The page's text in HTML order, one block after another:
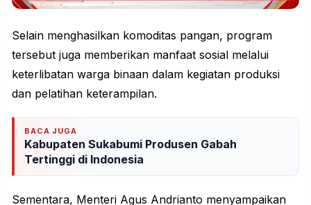
Selain menghasilkan komoditas pangan, program
tersebut juga memberikan manfaat sosial melalui
keterlibatan warga binaan dalam kegiatan produksi
dan pelatihan keterampilan.
BACA JUGA
Kabupaten Sukabumi Produsen Gabah
Tertinggi di Indonesia
Sementara, Menteri Agus Andrianto menyampaikan